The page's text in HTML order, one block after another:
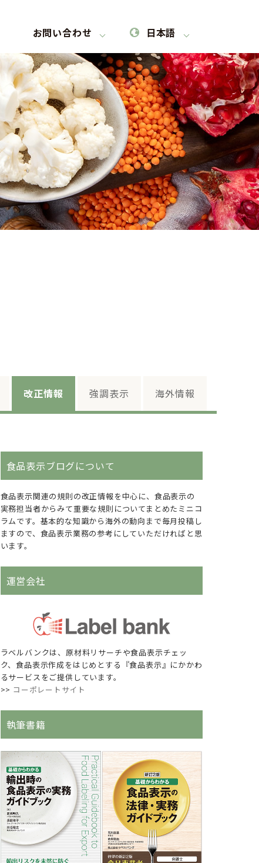
お問い合わせ 日本語
改正情報 強調表示 海外情報
食品表示ブログについて
食品表示関連の規則の改正情報を中心に、食品表示の
実務担当者からみて重要な規則についてまとめたミニコ
ラムです。基本的な知識から海外の動向まで毎月投稿し
ますので、食品表示業務の参考にしていただければと思
います。
運営会社
ラベルバンクは、原材料リサーチや食品表示チェッ
ク、食品表示作成をはじめとする『食品表示』にかかわ
るサービスをご提供しています。
>> コーポレートサイト
執筆書籍